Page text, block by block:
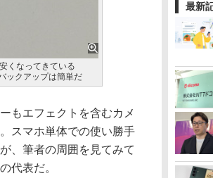
最新
くなってきている
ックアップは簡単だ
もエフェクトを含むカメ
スマホ単体での使い勝手
、筆者の周囲を見てみて
代表だ。